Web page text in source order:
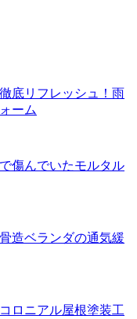
底リフレッシュ！雨
ーム
傷んでいたモルタル
造ベランダの通気緩
ロニアル屋根塗装工